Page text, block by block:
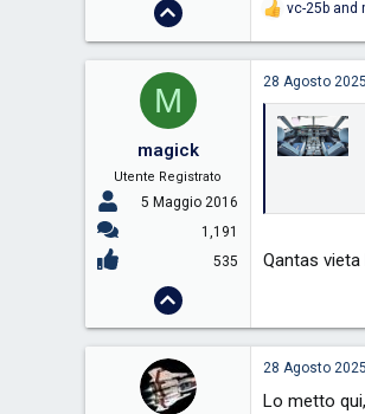
R
c
t
vc-25b and
M
magick
Utente Registrato
5 Maggio 2016
1,191
535
28 Agosto 2025
Qantas
28 Agosto 2025
Lo metto